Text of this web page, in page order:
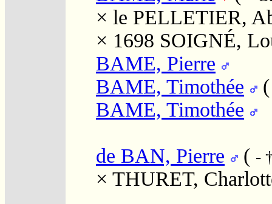
× le PELLETIER,
× 1698 SOIGNÉ,
BAME, Pierre
BAME, Timothée
BAME, Timothée
de BAN, Pierre ( -
× THURET,